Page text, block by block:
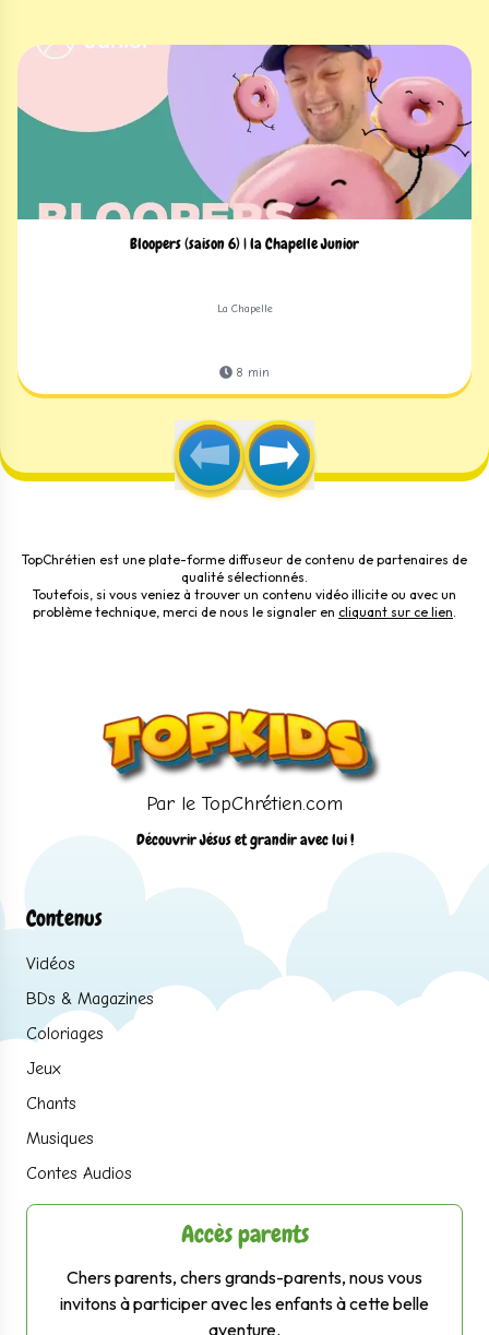
Bloopers (saison 6) | la Chapelle Junior
La Chapelle
8 min
TopChrétien est une plate-forme diffuseur de contenu de partenaires de
qualité sélectionnés.
Toutefois, si vous veniez à trouver un contenu vidéo illicite ou avec un
problème technique, merci de nous le signaler en cliquant sur ce lien.
Par le TopChrétien.com
Découvrir Jésus et grandir avec lui !
Contenus
Vidéos
BDs & Magazines
Coloriages
Jeux
Chants
Musiques
Contes Audios
Accès parents
Chers parents, chers grands-parents, nous vous
invitons à participer avec les enfants à cette belle
aventure.